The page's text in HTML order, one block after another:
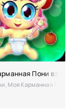
согласно слов
Пони
Моя Карманная Пони –